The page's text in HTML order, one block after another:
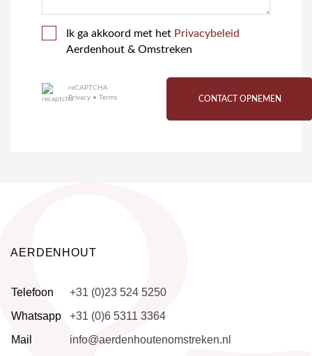
Ik ga akkoord met het Privacybeleid
Aerdenhout & Omstreken
reCAPTCHA
Privacy • Terms CONTACT OPNEMEN
AERDENHOUT
Telefoon
+31 (0)23 524 5250
Whatsapp
+31 (0)6 5311 3364
Mail
info@aerdenhoutenomstreken.nl